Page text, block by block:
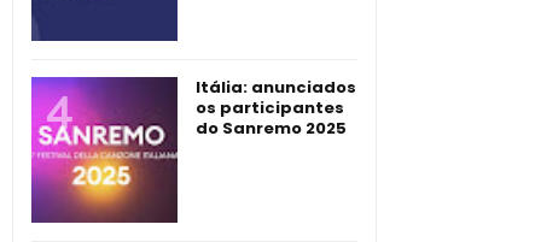
Itália: anunciados
os participantes
do Sanremo 2025